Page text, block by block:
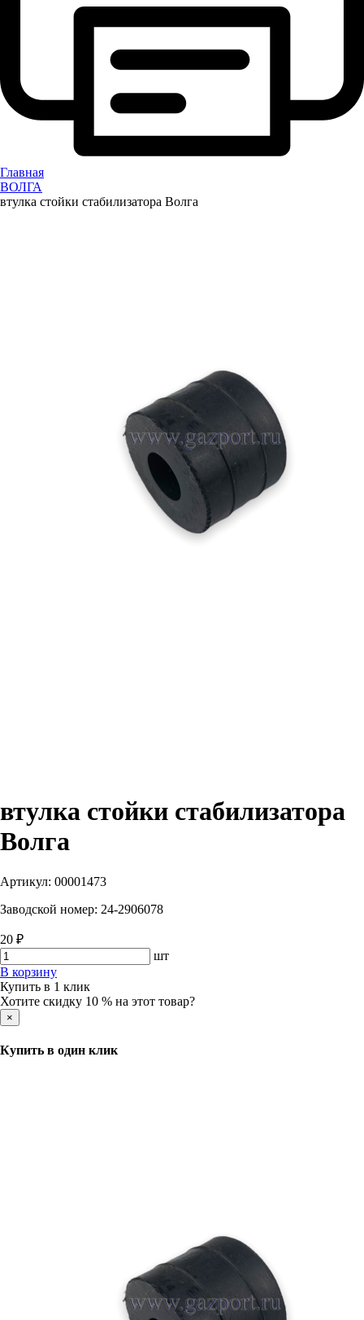
Главная
ВОЛГА
втулка стойки стабилизатора Волга
втулка стойки стабилизатора
Волга
Артикул: 00001473
Заводской номер: 24-2906078
20 ₽
шт
В корзину
Купить в 1 клик
Хотите скидку 10 % на этот товар?
×
Купить в один клик